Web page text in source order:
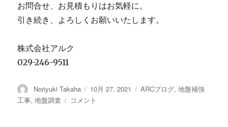
お問合せ、お見積もりはお気軽に。
引き続き、よろしくお願いいたします。
株式会社アルク
029-246-9511
投
稿
Noriyuki Takaha
投
稿
10月 27, 2021
カ
ARCブログ,地盤補強
工事,地盤調査
【最
コメント